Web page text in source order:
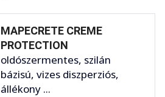
MAPECRETE CREME
PROTECTION
oldószermentes, szilán
bázisú, vizes diszperziós,
állékony ...